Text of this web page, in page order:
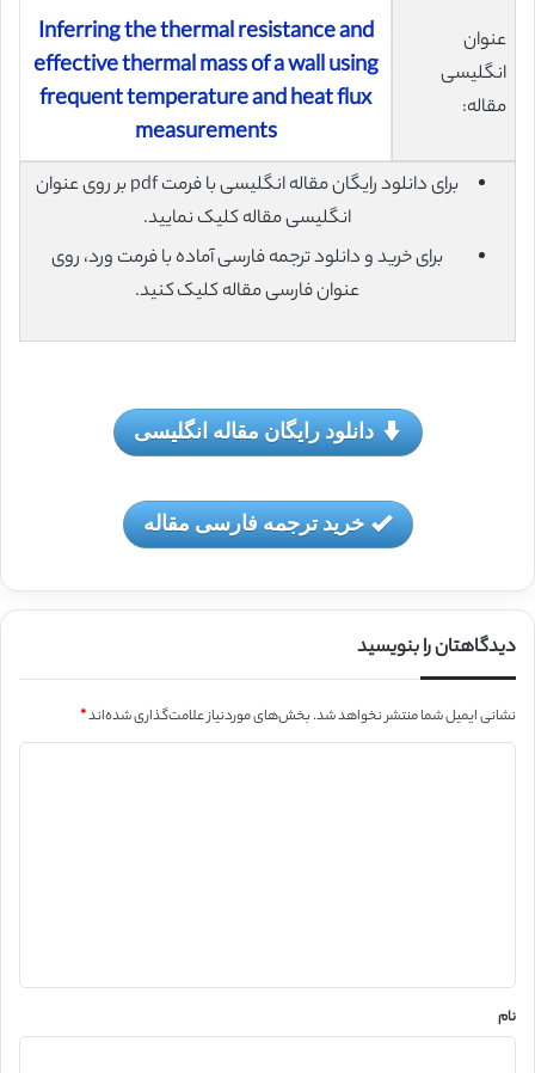
عنوان
انگلیسی
مقاله:
Inferring the thermal resistance and
effective thermal mass of a wall using
frequent temperature and heat flux
measurements
برای دانلود رایگان مقاله انگلیسی با فرمت pdf بر روی عنوان
انگلیسی مقاله کلیک نمایید.
برای خرید و دانلود ترجمه فارسی آماده با فرمت ورد، روی
عنوان فارسی مقاله کلیک کنید.
دانلود رایگان مقاله انگلیسی
خرید ترجمه فارسی مقاله
دیدگاهتان را بنویسید
نشانی ایمیل شما منتشر نخواهد شد.بخش‌های موردنیاز علامت‌گذاری شده‌اند*
نام